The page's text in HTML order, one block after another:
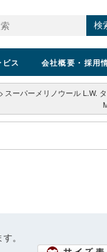
検
ス 会社概要 ・採用
> スーパーメリノウール L.W.
。